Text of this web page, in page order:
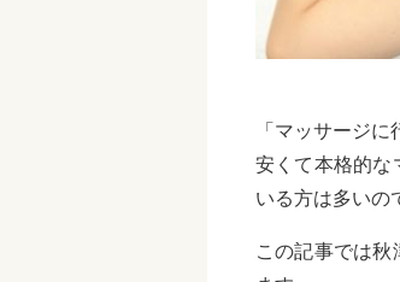
「マッサージ
安くて本格的な
いる方は多いの
この記事では